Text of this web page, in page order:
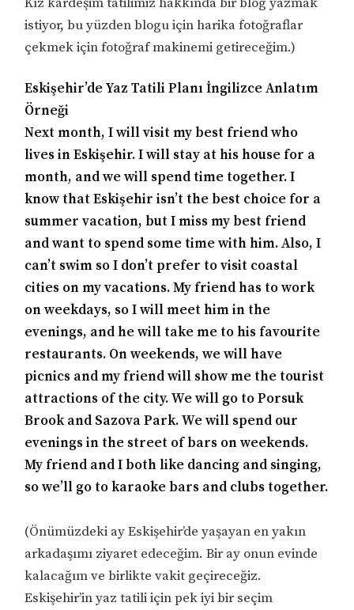
istiyor, bu yüzden blogu için harika fotoğraflar
çekmek için fotoğraf makinemi getireceğim.)
Eskişehir’de Yaz Tatili Planı İngilizce Anlatım
Örneği
Next month, I will visit my best friend who
lives in Eskişehir. I will stay at his house for a
month, and we will spend time together. I
know that Eskişehir isn’t the best choice for a
summer vacation, but I miss my best friend
and want to spend some time with him. Also, I
can’t swim so I don’t prefer to visit coastal
cities on my vacations. My friend has to work
on weekdays, so I will meet him in the
evenings, and he will take me to his favourite
restaurants. On weekends, we will have
picnics and my friend will show me the tourist
attractions of the city. We will go to Porsuk
Brook and Sazova Park. We will spend our
evenings in the street of bars on weekends.
My friend and I both like dancing and singing,
so we’ll go to karaoke bars and clubs together.
(Önümüzdeki ay Eskişehir’de yaşayan en yakın
arkadaşımı ziyaret edeceğim. Bir ay onun evinde
kalacağım ve birlikte vakit geçireceğiz.
Eskişehir’in yaz tatili için pek iyi bir seçim